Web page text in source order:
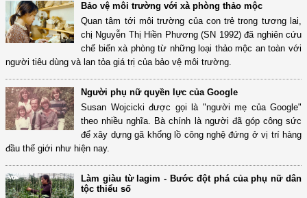
Bảo vệ môi trường với xà phòng thảo mộc
Quan tâm tới môi trường của con trẻ trong tương lai,
chị Nguyễn Thị Hiền Phương (SN 1992) đã nghiên cứu
chế biến xà phòng từ những loại thảo mộc an toàn với
người tiêu dùng và lan tỏa giá trị của bảo vệ môi trường.
Người phụ nữ quyền lực của Google
Susan Wojcicki được gọi là "người mẹ của Google"
theo nhiều nghĩa. Bà chính là người đã góp công sức
để xây dựng gã khổng lồ công nghệ đứng ở vị trí hàng
đầu thế giới như hiện nay.
Làm giàu từ lagim - Bước đột phá của phụ nữ dân
tộc thiểu số